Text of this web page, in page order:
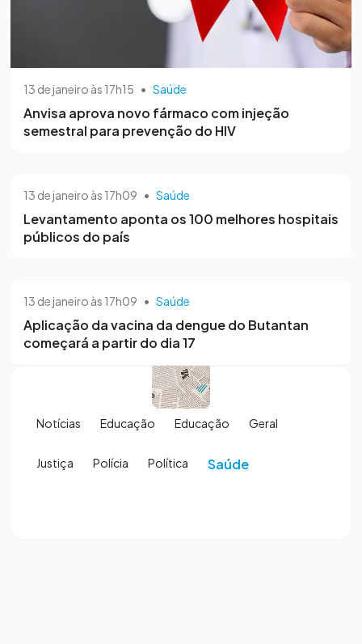
13 de janeiro às 17h15 • Saúde
Anvisa aprova novo fármaco com injeção
semestral para prevenção do HIV
13 de janeiro às 17h09 • Saúde
Levantamento aponta os 100 melhores hospitais
públicos do país
13 de janeiro às 17h09 • Saúde
Aplicação da vacina da dengue do Butantan
começará a partir do dia 17
Notícias Educação Educação Geral
Justiça Polícia Política Saúde